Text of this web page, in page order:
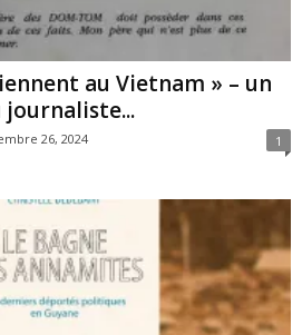
au Vietnam » – un
26, 2024 1